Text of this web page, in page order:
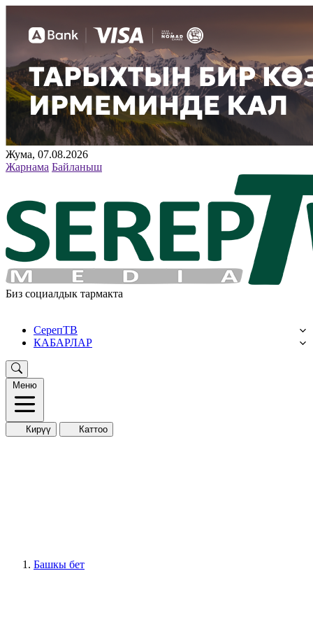
Жума, 07.08.2026
Жарнама Байланыш
Биз социалдык тармакта
СерепТВ
КАБАРЛАР
Меню
Кирүү Каттоо
Башкы бет